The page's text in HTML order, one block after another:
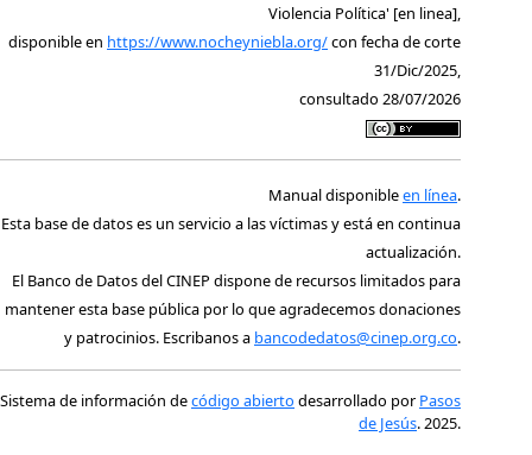
Violencia Política' [en linea],
disponible en https://www.nocheyniebla.org/con fecha de corte
31/Dic/2025,
consultado 28/07/2026
Manual disponibleen línea.
Esta base de datos es un servicio a las víctimas y está en continua
actualización.
El Banco de Datos del CINEP dispone de recursos limitados para
mantener esta base pública por lo que agradecemos donaciones
y patrocinios. Escribanos a bancodedatos@cinep.org.co.
Sistema de información decódigo abierto desarrollado por Pasos
de Jesús. 2025.